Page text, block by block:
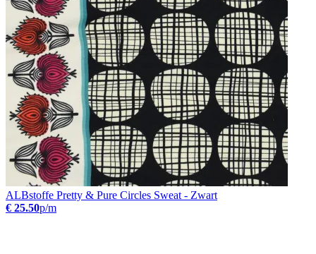
ALBstoffe Pretty & Pure Circles Sweat - Zwart
€ 25.50p/m